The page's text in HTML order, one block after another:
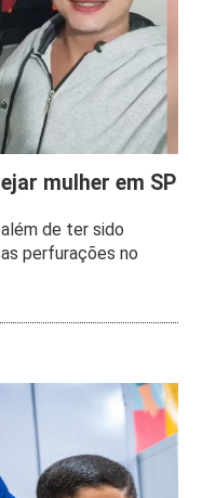
mulher em SP
de ter sido
perfurações no